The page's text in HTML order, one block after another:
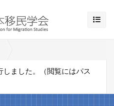
ました。（閲覧にはパス